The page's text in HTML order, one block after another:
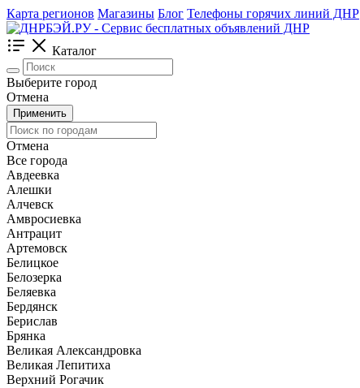
Карта регионов Магазины Блог Телефоны горячих линий ДНР
Каталог
Выберите город
Отмена
Применить
Отмена
Все города
Авдеевка
Алешки
Алчевск
Амвросиевка
Антрацит
Артемовск
Белицкое
Белозерка
Беляевка
Бердянск
Берислав
Брянка
Великая Александровка
Великая Лепитиха
Верхний Рогачик